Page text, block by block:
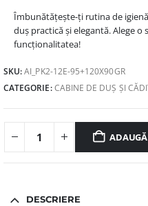
Îmbunătățește-ți rutina de
duș practică și elegantă. Alege
funcționalitatea!
SKU:AI_PK2-12E-95+120X90GR
CATEGORIE:CABINE DE DUȘ ȘI
DESCRIERE